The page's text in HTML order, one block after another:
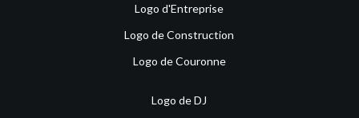
Logo d'Entreprise
Logo de Construction
Logo de Couronne
Logo de DJ